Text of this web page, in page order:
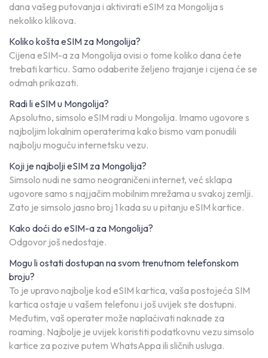
dana vašeg putovanja i aktivirati eSIM za Mongolija s
nekoliko klikova.
Koliko košta eSIM za Mongolija?
Cijena eSIM-a za Mongolija ovisi o tome koliko dana ćete
trebati karticu. Samo odaberite željeno trajanje i cijena će se
odmah prikazati.
Radi li eSIM u Mongolija?
Apsolutno, simsolo eSIM radi u Mongolija. Imamo ugovore s
najboljim lokalnim operaterima kako bismo vam ponudili
najbolju moguću internetsku vezu.
Koji je najbolji eSIM za Mongolija?
Simsolo nudi ne samo neograničeni internet, već sklapa
ugovore samo s najjačim mobilnim mrežama u svakoj zemlji.
Zato je simsolo jasno broj 1 kada su u pitanju eSIM kartice.
Kako doći do eSIM-a za Mongolija?
Odgovor još nedostaje.
Mogu li ostati dostupan na svom trenutnom telefonskom
broju?
To je upravo najbolje kod eSIM kartica, vaša postojeća SIM
kartica ostaje u vašem telefonu i još uvijek ste dostupni.
Međutim, vaš operater može naplaćivati naknade za
roaming. Najbolje je uvijek koristiti podatkovnu vezu simsolo
kartice za pozive putem WhatsAppa ili sličnih usluga.